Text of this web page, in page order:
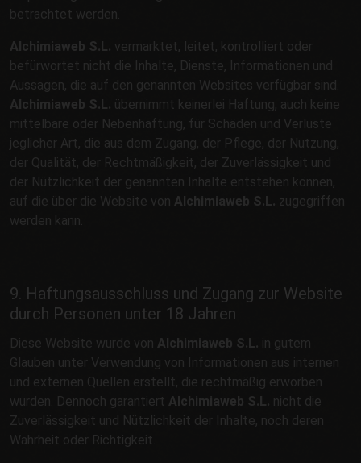
betrachtet werden.
Alchimiaweb S.L. vermarktet, leitet, kontrolliert oder
befürwortet nicht die Inhalte, Dienste, Informationen und
Aussagen, die auf den genannten Websites verfügbar sind.
Alchimiaweb S.L. übernimmt keinerlei Haftung, auch keine
mittelbare oder Nebenhaftung, für Schäden und Verluste
jeglicher Art, die aus dem Zugang, der Pflege, der Nutzung,
der Qualität, der Rechtmäßigkeit, der Zuverlässigkeit und
der Nützlichkeit der genannten Inhalte entstehen können,
auf die über die Website von Alchimiaweb S.L. zugegriffen
werden kann.
9. Haftungsausschluss und Zugang zur Website
durch Personen unter 18 Jahren
Diese Website wurde von Alchimiaweb S.L. in gutem
Glauben unter Verwendung von Informationen aus internen
und externen Quellen erstellt, die rechtmäßig erworben
wurden. Dennoch garantiert Alchimiaweb S.L. nicht die
Zuverlässigkeit und Nützlichkeit der Inhalte, noch deren
Wahrheit oder Richtigkeit.